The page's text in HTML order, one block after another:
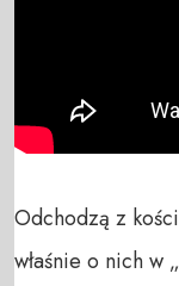
Odchodzą z
właśnie o nich